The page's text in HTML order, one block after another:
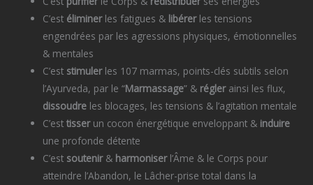
C’est éliminerles fatigues & libérerles tensions
engendrées par les agressions physiques, émotionnelles
& mentales
C’est stimulerles 107 marmas, points-clés subtils selon
l’Ayurveda, par le “Marmassage” & réglerainsi les flux,
dissoudre les blocages, les tensions & l’agitation mentale
C’esttisserun cocon énergétique enveloppant & induire
une profonde détente
C’est soutenir& harmoniserl’Âme & le Corps pour
atteindre l’Abandon, le Lâcher-prise total dans la